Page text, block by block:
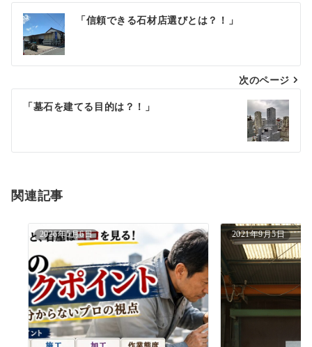
投
稿
ナ
ビ
シ
ン
「信頼できる石材店選びとは？！」
次のページ
「墓石を建てる目的は？！」
関連記事
2026年5月6日 2021年9月5日